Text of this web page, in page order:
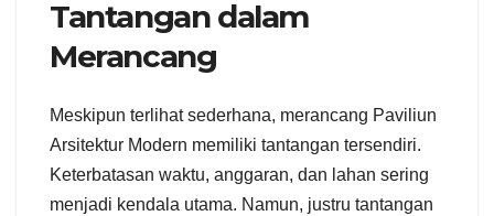
Tantangan dalam
Merancang
Meskipun terlihat sederhana, merancang Paviliun
Arsitektur Modern memiliki tantangan tersendiri.
Keterbatasan waktu, anggaran, dan lahan sering
menjadi kendala utama. Namun, justru tantangan